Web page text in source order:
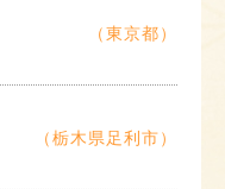
（東京都）
（栃木県足利市）